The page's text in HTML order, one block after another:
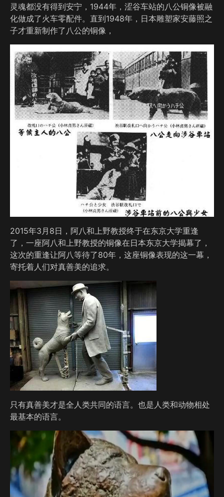
灵魂都没有得到安宁，1944年，涩谷车站的八公铜像被融
化做成了火车零配件。直到1948年，日本雕塑家安藤照之
子才重新制作了八公的铜像，
2015年3月8日，阿八和上野教授终于在东京大学重逢
了，一座阿八和上野教授的铜像在日本东京大学揭幕了，
这次的重逢让阿八等待了80年，这座铜像表现的这一幕，
寄托着人们对真善美的追求。
只有真善美才是全人类共同的语言。也是人类和动物相处
最基本的语言。